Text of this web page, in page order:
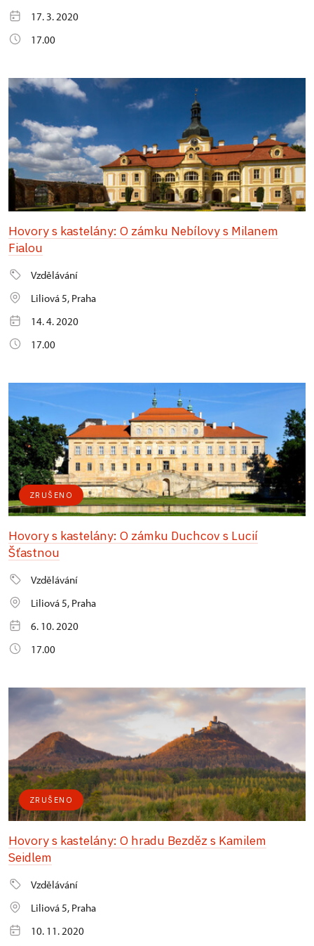
17. 3. 2020
17.00
Hovory s kastelány: O zámku Nebílovy s Milanem
Fialou
Vzdělávání
Liliová 5, Praha
14. 4. 2020
17.00
ZRUŠENO
Hovory s kastelány: O zámku Duchcov s Lucií
Šťastnou
Vzdělávání
Liliová 5, Praha
6. 10. 2020
17.00
ZRUŠENO
Hovory s kastelány: O hradu Bezděz s Kamilem
Seidlem
Vzdělávání
Liliová 5, Praha
10. 11. 2020